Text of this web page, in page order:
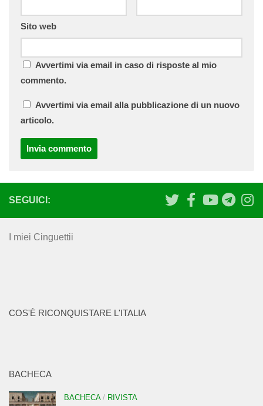
Sito web
Avvertimi via email in caso di risposte al mio
commento.
Avvertimi via email alla pubblicazione di un nuovo
articolo.
SEGUICI:
I miei Cinguettii
COS'È RICONQUISTARE L'ITALIA
BACHECA
BACHECA/ RIVISTA